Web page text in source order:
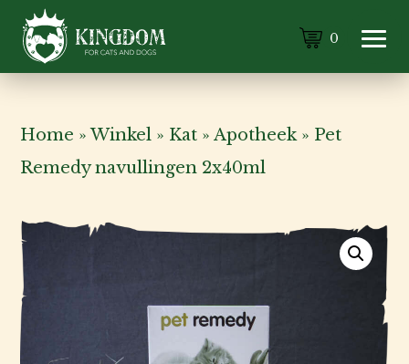
0
Home »Winkel » Kat »Apotheek» Pet
Remedy navullingen 2x40ml